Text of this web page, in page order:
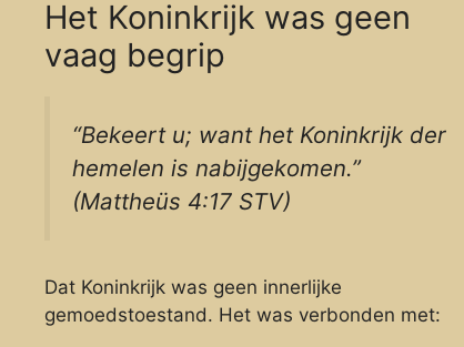
Het Koninkrijk was geen
vaag begrip
“Bekeert u; want het Koninkrijk der
hemelen is nabijgekomen.”
(Mattheüs 4:17 STV)
Dat Koninkrijk was geen innerlijke
gemoedstoestand. Het was verbonden met: